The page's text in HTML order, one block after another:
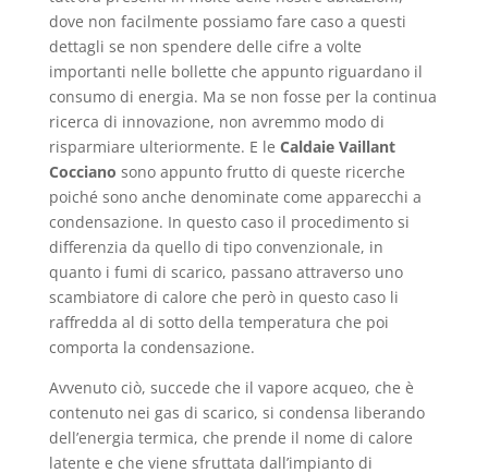
dove non facilmente possiamo fare caso a questi
dettagli se non spendere delle cifre a volte
importanti nelle bollette che appunto riguardano il
consumo di energia. Ma se non fosse per la continua
ricerca di innovazione, non avremmo modo di
risparmiare ulteriormente. E le Caldaie Vaillant
Cocciano sono appunto frutto di queste ricerche
poiché sono anche denominate come apparecchi a
condensazione. In questo caso il procedimento si
differenzia da quello di tipo convenzionale, in
quanto i fumi di scarico, passano attraverso uno
scambiatore di calore che però in questo caso li
raffredda al di sotto della temperatura che poi
comporta la condensazione.
Avvenuto ciò, succede che il vapore acqueo, che è
contenuto nei gas di scarico, si condensa liberando
dell’energia termica, che prende il nome di calore
latente e che viene sfruttata dall’impianto di